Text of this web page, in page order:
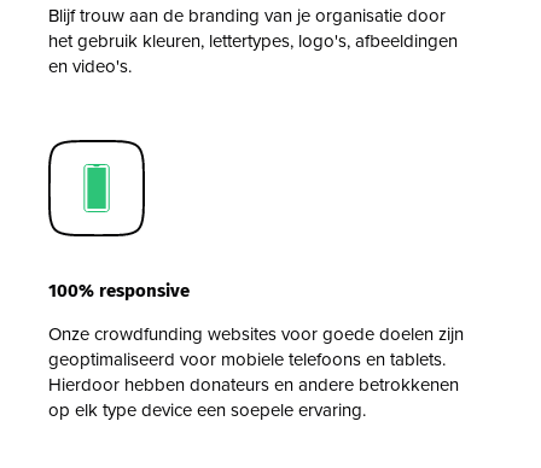
Blijf trouw aan de branding van je organisatie door
het gebruik kleuren, lettertypes, logo's, afbeeldingen
en video's.
100% responsive
Onze crowdfunding websites voor goede doelen zijn
geoptimaliseerd voor mobiele telefoons en tablets.
Hierdoor hebben donateurs en andere betrokkenen
op elk type device een soepele ervaring.